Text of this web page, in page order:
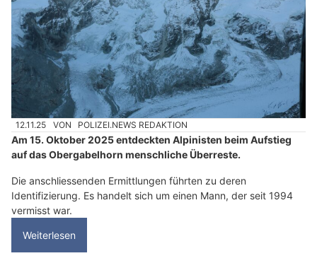
12.11.25 VON POLIZEI.NEWS REDAKTION
Am 15. Oktober 2025 entdeckten Alpinisten beim Aufstieg
auf das Obergabelhorn menschliche Überreste.
Die anschliessenden Ermittlungen führten zu deren
Identifizierung. Es handelt sich um einen Mann, der seit 1994
vermisst war.
Weiterlesen